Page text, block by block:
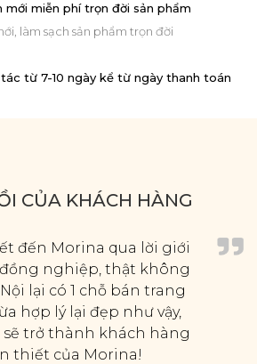
mới miễn phí trọn đời sản phẩm
làm sạch sản phẩm trọn đời
từ 7-10 ngày kể từ ngày thanh toán
CỦA KHÁCH HÀNG
đến Morina qua lời giới
nghiệp, thật không
lại có 1 chỗ bán trang
hợp lý lại đẹp như vậy,
trở thành khách hàng
thiết của Morina!